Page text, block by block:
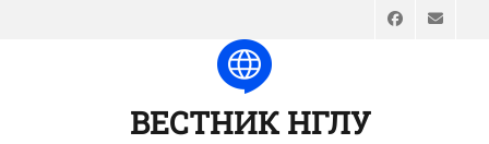
ВЕСТНИК НГЛУ